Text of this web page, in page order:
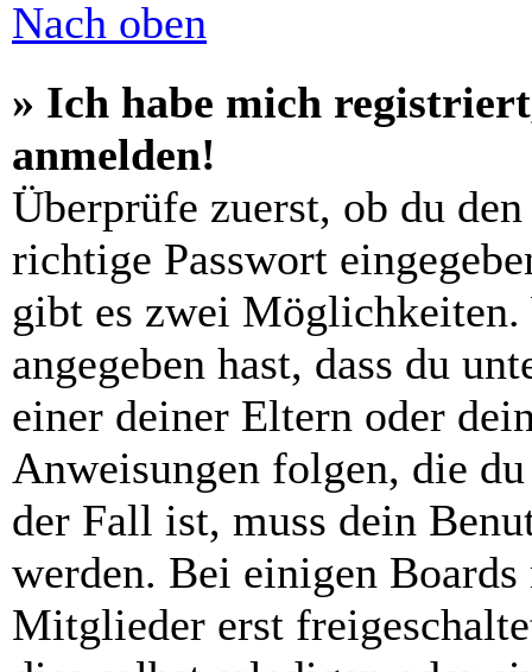
Nach oben
» Ich habe mich
anmelden!
Überprüfe zuerst, ob du
richtige Passwort
gibt es zwei
angegeben hast, dass du
einer deiner Eltern oder
Anweisungen folgen, die
der Fall ist, muss dein
werden. Bei einigen Boards
Mitglieder erst